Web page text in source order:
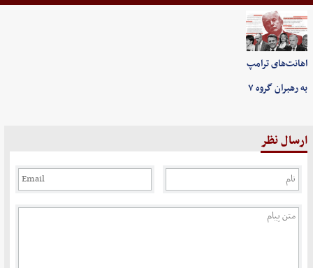
اهانت‌های ترامپ
به رهبران گروه ۷
ارسال نظر